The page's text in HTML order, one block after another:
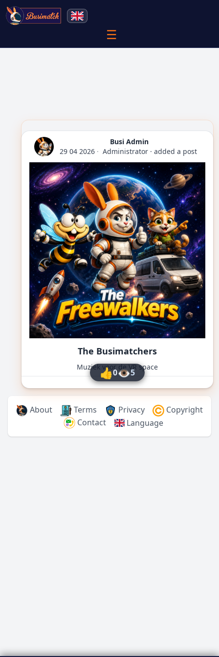
☰
Busi Admin
29 04 2026· Administrator · added a post
The Busimatchers
Muziek voor de VR space
👍0👁5
About Terms Privacy
Copyright
Contact
Language